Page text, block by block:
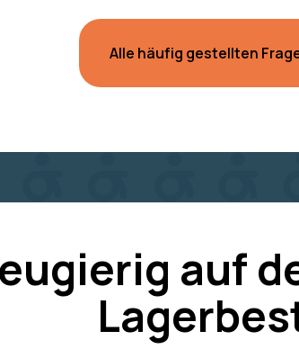
Alle häufig gestellten
auf